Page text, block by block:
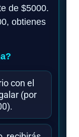
de $5000.
obtienes
con el
(por